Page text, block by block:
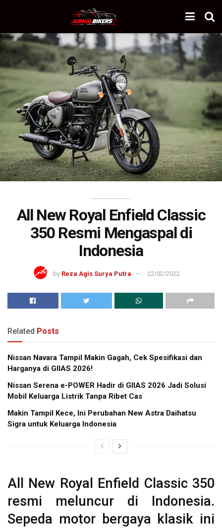
All New Royal Enfield Classic
350 Resmi Mengaspal di
Indonesia
by Reza Agis Surya Putra 22/02/2022
Related Posts
Nissan Navara Tampil Makin Gagah, Cek Spesifikasi dan
Harganya di GIIAS 2026!
Nissan Serena e-POWER Hadir di GIIAS 2026 Jadi Solusi
Mobil Keluarga Listrik Tanpa Ribet Cas
Makin Tampil Kece, Ini Perubahan New Astra Daihatsu
Sigra untuk Keluarga Indonesia
All New Royal Enfield Classic 350
resmi meluncur di Indonesia.
Sepeda motor bergaya klasik ini